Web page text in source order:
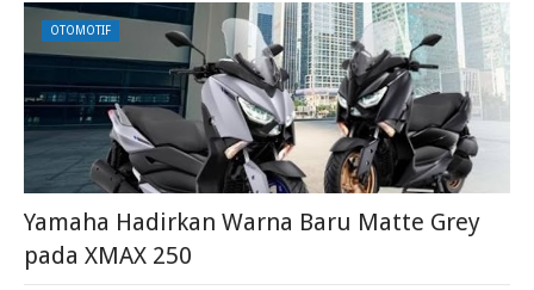
OTOMOTIF
Yamaha Hadirkan Warna Baru Matte Grey
pada XMAX 250